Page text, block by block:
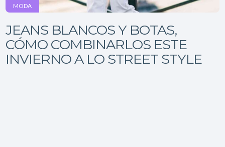
MODA
JEANS BLANCOS Y BOTAS,
CÓMO COMBINARLOS ESTE
INVIERNO A LO STREET STYLE